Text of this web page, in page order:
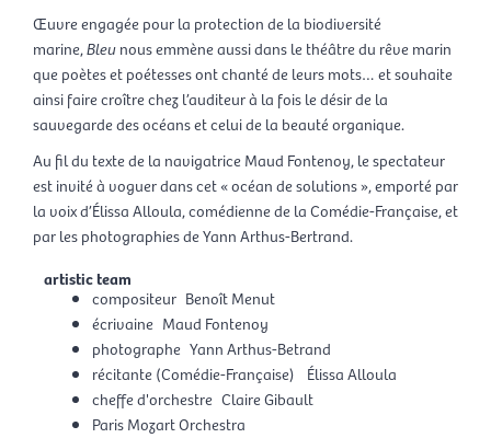
Œuvre engagée pour la protection de la biodiversité
marine,Bleunous emmène aussi dans le théâtre du rêve marin
que poètes et poétesses ont chanté de leurs mots… et souhaite
ainsi faire croître chez l’auditeur à la fois le désir de la
sauvegarde des océans et celui de la beauté organique.
Au fil du texte de la navigatrice Maud Fontenoy, le spectateur
est invité à voguer dans cet « océan de solutions », emporté par
la voix d’Élissa Alloula, comédienne de la Comédie-Française, et
par les photographies de Yann Arthus-Bertrand.
artistic team
compositeur Benoît Menut
écrivaine Maud Fontenoy
photographe Yann Arthus-Betrand
récitante (Comédie-Française) Élissa Alloula
cheffe d'orchestre Claire Gibault
Paris Mozart Orchestra